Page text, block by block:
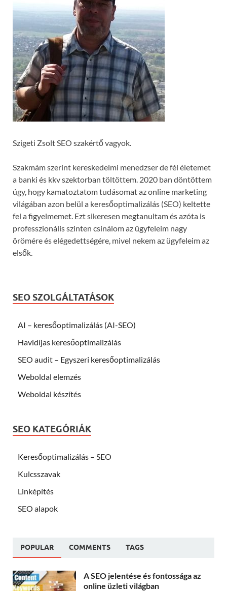
Szigeti Zsolt SEO szakértő vagyok.
Szakmám szerint kereskedelmi menedzser de fél életemet
a banki és kkv szektorban töltöttem. 2020 ban döntöttem
úgy, hogy kamatoztatom tudásomat az online marketing
világában azon belül a keresőoptimalizálás (SEO) keltette
fel a figyelmemet. Ezt sikeresen megtanultam és azóta is
professzionális szinten csinálom az ügyfeleim nagy
örömére és elégedettségére, mivel nekem az ügyfeleim az
elsők.
SEO SZOLGÁLTATÁSOK
AI – keresőoptimalizálás (AI-SEO)
Havidíjas keresőoptimalizálás
SEO audit – Egyszeri keresőoptimalizálás
Weboldal elemzés
Weboldal készítés
SEO KATEGÓRIÁK
Keresőoptimalizálás – SEO
Kulcsszavak
Linképítés
SEO alapok
POPULAR COMMENTS TAGS
A SEO jelentése és fontossága az
online üzleti világban